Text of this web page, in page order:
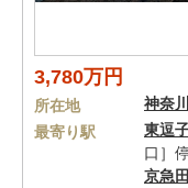
3,780万円
所在地 神奈
最寄り駅
東逗
口］
京急